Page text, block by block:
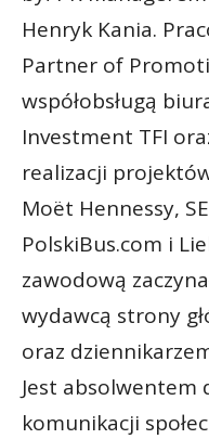
Henryk Kania.
Partner of
współobsługą
Investment TFI
realizacji
Moët Hennessy,
PolskiBus.com i
zawodową
wydawcą strony
oraz
Jest absolwentem
komunikacji